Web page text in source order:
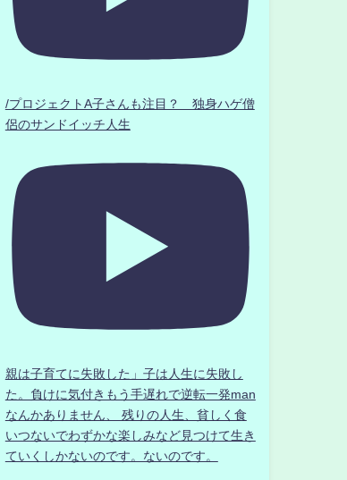
/プロジェクトA子さんも注目？ 独身ハゲ僧
侶のサンドイッチ人生
親は子育てに失敗した」子は人生に失敗し
た。負けに気付きもう手遅れで逆転一発man
なんかありません、 残りの人生、貧しく食
いつないでわずかな楽しみなど見つけて生き
ていくしかないのです。ないのです。